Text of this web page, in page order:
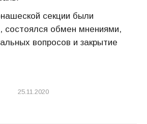
секции были
состоялся обмен мнениями,
вопросов и закрытие
25.11.2020